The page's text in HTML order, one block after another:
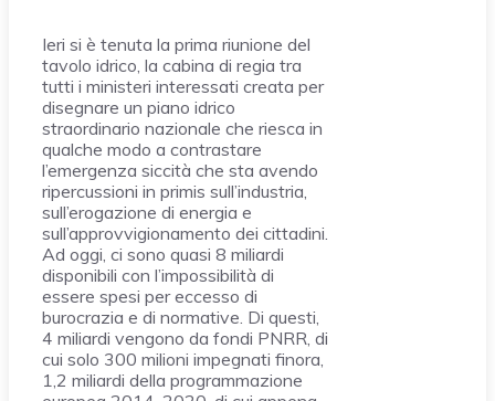
Ieri si è tenuta la prima riunione del
tavolo idrico, la cabina di regia tra
tutti i ministeri interessati creata per
disegnare un piano idrico
straordinario nazionale che riesca in
qualche modo a contrastare
l’emergenza siccità che sta avendo
ripercussioni in primis sull’industria,
sull’erogazione di energia e
sull’approvvigionamento dei cittadini.
Ad oggi, ci sono quasi 8 miliardi
disponibili con l’impossibilità di
essere spesi per eccesso di
burocrazia e di normative. Di questi,
4 miliardi vengono da fondi PNRR, di
cui solo 300 milioni impegnati finora,
1,2 miliardi della programmazione